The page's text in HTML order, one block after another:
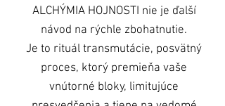
ALCHÝMIA HOJNOSTI nie je ďalší
návod na rýchle zbohatnutie.
Je to rituál transmutácie, posvätný
proces, ktorý premieňa vaše
vnútorné bloky, limitujúce